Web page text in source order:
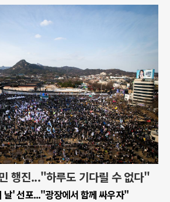
행진..."하루도 기다릴 수 없다"
날' 선포..."광장에서 함께 싸우자"